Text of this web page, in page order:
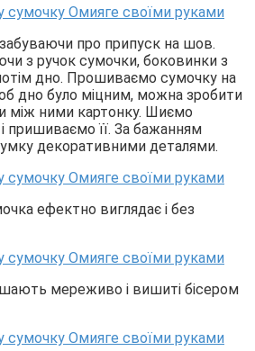
забуваючи про припуск на шов.
з ручок сумочки, боковинки з
дно. Прошиваємо сумочку на
дно було міцним, можна зробити
між ними картонку. Шиємо
пришиваємо її. За бажанням
декоративними деталями.
ефектно виглядає і без
мереживо і вишиті бісером